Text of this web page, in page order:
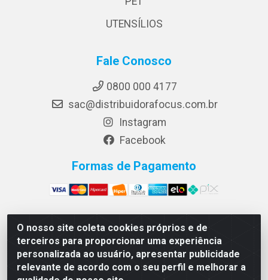
O nosso site coleta cookies próprios e de
terceiros para proporcionar uma experiência
personalizada ao usuário, apresentar publicidade
relevante de acordo com o seu perfil e melhorar a
UTENSÍLIOS
Fale Conosco
0800 000 4177
sac@distribuidorafocus.com.br
Instagram
Facebook
Formas de Pagamento
Focus Distribuidora LTDA - Rua Republica Eslovaca, 1121
- Muribeca, Jaboatão dos Guararapes/PE - CEP 54350-
195 - CNPJ 10.960.053/0001-08